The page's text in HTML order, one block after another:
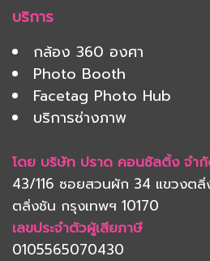
บริการ
กล้อง 360 องศา
Photo Booth
Facetag Photo Hub
บริการช่างภาพ
โดย บริษัท ปราด คอนซัลติ้ง จำ
43/116 ซอยสวนผัก 34 แขวงตลิ่
ตลิ่งชัน กรุงเทพฯ 10170
เลขประจำตัวผู้เสียภาษี
0105565070430